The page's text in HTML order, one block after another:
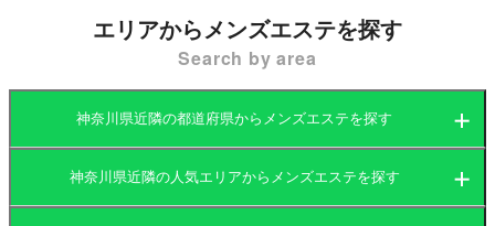
ています。こうした歴史的背景や景観の良さから、
訪れる人々を癒すためのメンズエステが点在するエ
横須賀のメンズエステ店は、主にリラックスや癒し
を提供する目的で営業しており、施術を受けられる
環境はアットホームなマンション型が中心です。ま
エリアからメンズエステを探す
Search by area
神奈川県近隣の都道府県からメンズエステを探す
茨城県 群馬県
神奈川県近隣の人気エリアからメンズエステを探す